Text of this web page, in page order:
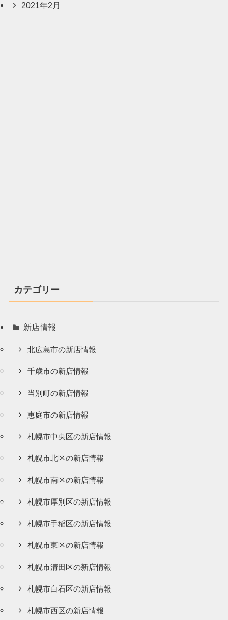
2021年2月
カテゴリー
新店情報
北広島市の新店情報
千歳市の新店情報
当別町の新店情報
恵庭市の新店情報
札幌市中央区の新店情報
札幌市北区の新店情報
札幌市南区の新店情報
札幌市厚別区の新店情報
札幌市手稲区の新店情報
札幌市東区の新店情報
札幌市清田区の新店情報
札幌市白石区の新店情報
札幌市西区の新店情報